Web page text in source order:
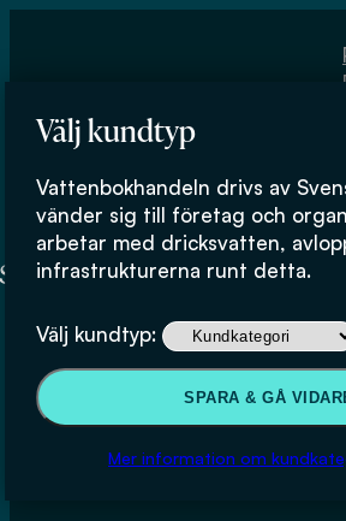
Välj kundtyp
Vattenbokhandeln drivs av
vänder sig till företag och
arbetar med dricksvatten,
infrastrukturerna runt detta.
Välj kundtyp:
SPARA & GÅ
Mer information om